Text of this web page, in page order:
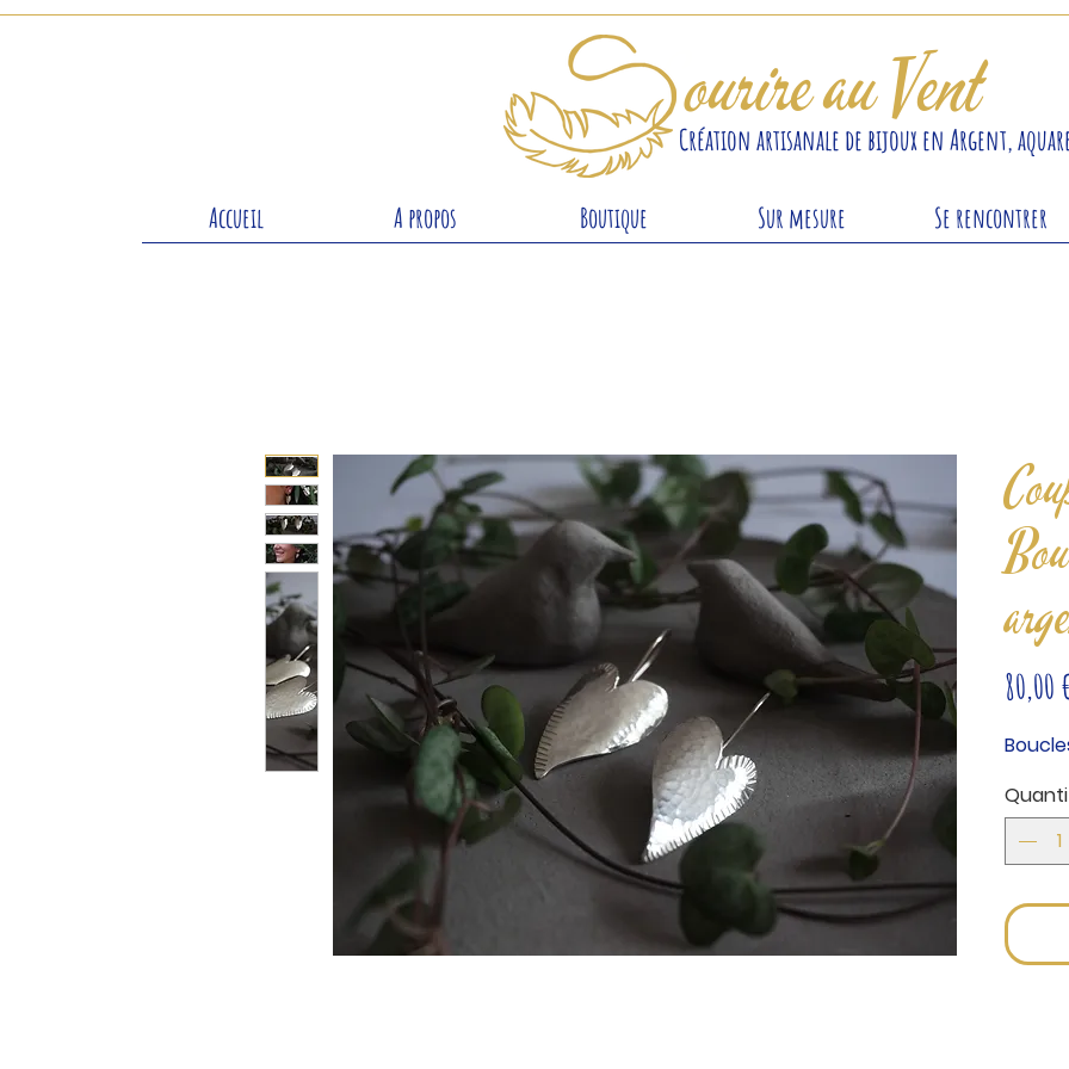
Sourire au Vent
Création artisanale de bijoux en Argent,
Accueil A propos Boutique Sur mesure Se rencontrer
80,00